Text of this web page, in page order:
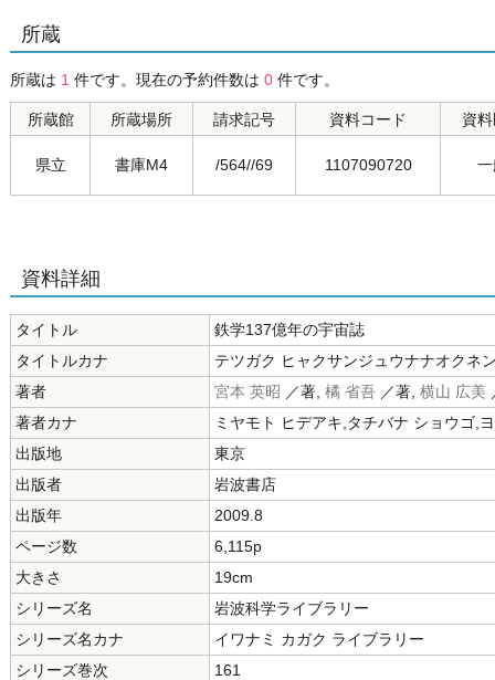
所蔵
所蔵は 1 件です。現在の予約件数は 0 件です。
所蔵館 所蔵場所 請求記号 資料コード 資
県立 書庫M4 /564//69 1107090720
資料詳細
タイトル
鉄学137億年の宇宙誌
タイトルカナ
テツガク ヒャクサンジュウナナオクネ
著者
宮本 英昭 ／著, 橘 省吾 ／著, 横山 広美
著者カナ
ミヤモト ヒデアキ,タチバナ ショウゴ,
出版地
東京
出版者
岩波書店
出版年
2009.8
ページ数
6,115p
大きさ
19cm
シリーズ名
岩波科学ライブラリー
シリーズ名カナ
イワナミ カガク ライブラリー
シリーズ巻次
161